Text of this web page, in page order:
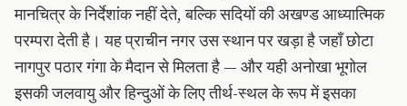
मानचित्र के निर्देशांक नहीं देते, बल्कि सदियों की अखण्ड आध्यात्मिक
परम्परा देती है। यह प्राचीन नगर उस स्थान पर खड़ा है जहाँ छोटा
नागपुर पठार गंगा के मैदान से मिलता है — और यही अनोखा भूगोल
इसकी जलवायु और हिन्दुओं के लिए तीर्थ-स्थल के रूप में इसका